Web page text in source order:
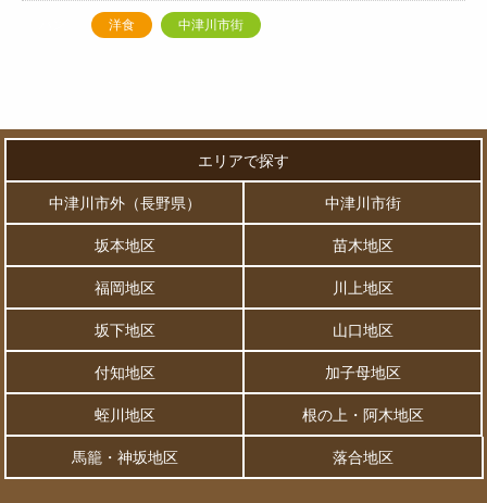
洋食 中津川市街
エリアで探す
中津川市外（長野県） 中津川市街
坂本地区 苗木地区
福岡地区 川上地区
坂下地区 山口地区
付知地区 加子母地区
蛭川地区 根の上・阿木地区
馬籠・神坂地区 落合地区